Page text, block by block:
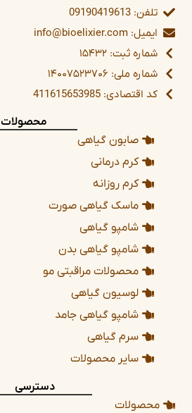
تلفن: 09190419613
ایمیل: info@bioelixier.com
شماره ثبت: ۱۵۴۳۲
شماره ملی: ۱۴۰۰۷۵۲۳۷۰۶
کد اقتصادی: 411615653985
محصولات
صابون گیاهی
کرم درمانی
کرم روزانه
ماسک گیاهی صورت
شامپو گیاهی
شامپو گیاهی بدن
محصولات مراقبتی مو
لوسیون گیاهی
شامپو گیاهی جامد
سرم گیاهی
سایر محصولات
دسترسی
محصولات